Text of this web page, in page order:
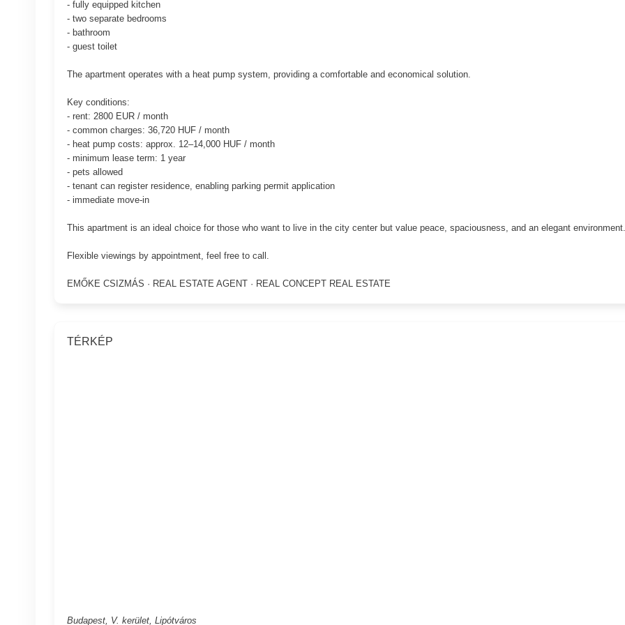
- fully equipped kitchen
- two separate bedrooms
- bathroom
- guest toilet
The apartment operates with a heat pump system, providing a comfortable and economical solution.
Key conditions:
- rent: 2800 EUR / month
- common charges: 36,720 HUF / month
- heat pump costs: approx. 12–14,000 HUF / month
- minimum lease term: 1 year
- pets allowed
- tenant can register residence, enabling parking permit application
- immediate move-in
This apartment is an ideal choice for those who want to live in the city center but value peace, spaciousness, and an elegant environment.
Flexible viewings by appointment, feel free to call.
EMŐKE CSIZMÁS · REAL ESTATE AGENT · REAL CONCEPT REAL ESTATE
TÉRKÉP
Budapest, V. kerület, Lipótváros